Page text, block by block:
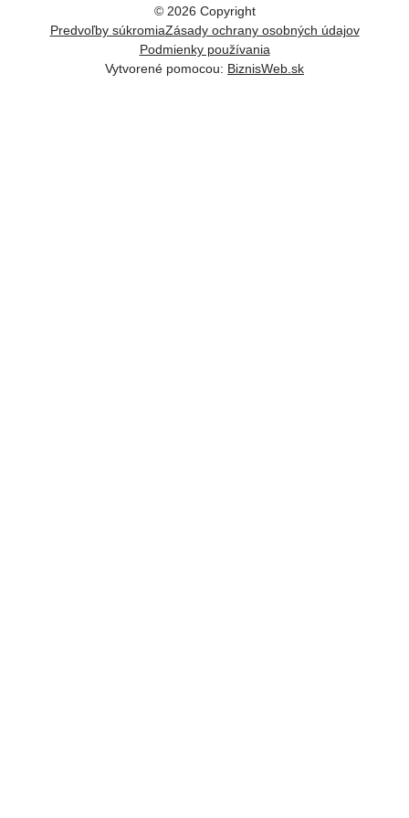
© 2026 Copyright
Predvoľby súkromiaZásady ochrany osobných údajov
Podmienky používania
Vytvorené pomocou: BiznisWeb.sk